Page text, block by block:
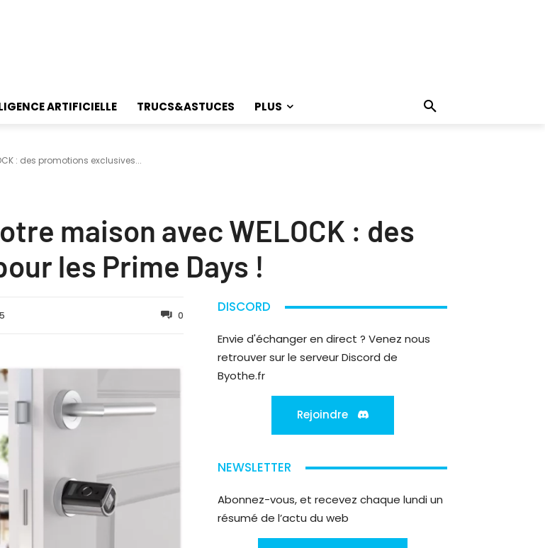
ARTIFICIELLE TRUCS&ASTUCES PLUS
: des promotions exclusives...
maison avec WELOCK : des
les Prime Days !
0
DISCORD
Envie d'échanger en direct ? Venez nous
retrouver sur le serveur Discord de
Byothe.fr
Rejoindre
NEWSLETTER
Abonnez-vous, et recevez chaque lundi un
résumé de l’actu du web